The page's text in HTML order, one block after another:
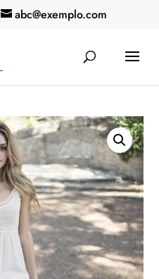
abc@exemplo.com